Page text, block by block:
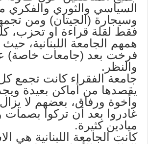
السياسي والثوري والفكري
وسيجارة (الجيتان) ومن
فقط لقلة قراءة او تحزب،
همهم الجامعة اللبنانية،
فرخت بعد (جامعات خاصة)
والنظر.
جامعة الفقراء كانت تجمع
يقصدها من أماكن بعيدة ويجد
وأخوة ورفاق، بعضهم لا
غادروا بعد أن تركوا
ميادين كثيرة.
كانت الجامعة اللبنانية هي